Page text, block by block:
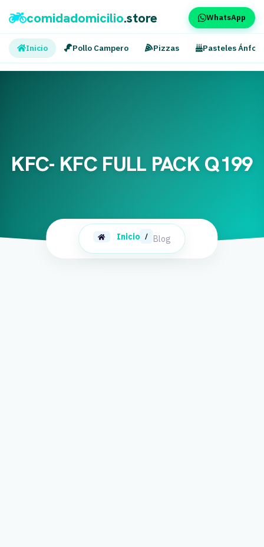
comidadomicilio.store WhatsApp
Inicio Pollo Campero Pizzas Pasteles Ánfora
KFC- KFC FULL PACK Q199
Inicio / Blog